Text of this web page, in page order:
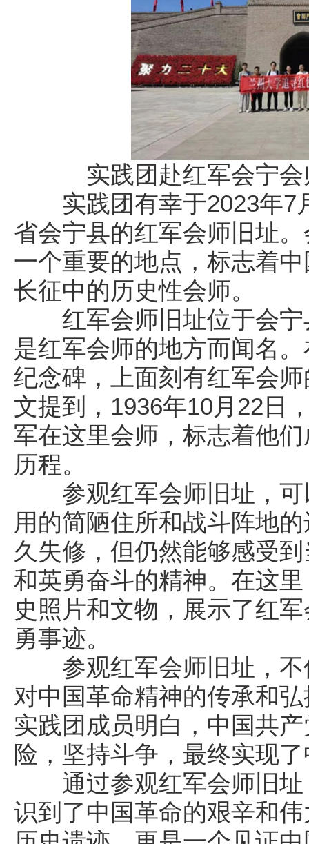
实践团赴红军会宁
实践团有幸于2023年7
省会宁县的红军会师旧址
一个重要的地点，标志着
长征中的历史性会师。
红军会师旧址位于会宁
是红军会师的地方而闻名
纪念碑，上面刻有红军会
文提到，1936年10月22日
军在这里会师，标志着他
历程。
参观红军会师旧址，可
用的简陋住所和战斗阵地
久失修，但仍然能够感受
和英勇奋斗的精神。在这
史照片和文物，展示了红
勇事迹。
参观红军会师旧址，不
对中国革命精神的传承和
实践团成员明白，中国共
险，坚持斗争，最终实现
通过参观红军会师旧址
识到了中国革命的艰辛和